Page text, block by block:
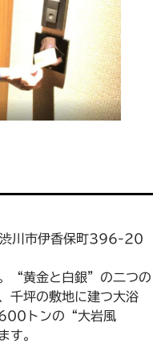
川市伊香保町396-20
“黄金と白銀”の二つの
千坪の敷地に建つ大浴
トンの“大岩風
す。